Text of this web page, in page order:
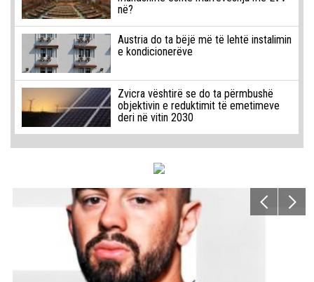
në?
Austria do ta bëjë më të lehtë instalimin
e kondicionerëve
Zvicra vështirë se do ta përmbushë
objektivin e reduktimit të emetimeve
deri në vitin 2030